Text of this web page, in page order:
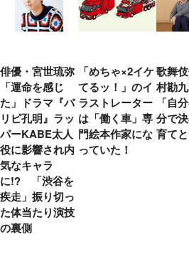
俳優・宮世琉弥
「運命を感じ
た」ドラマ『パ
リピ孔明』ラッ
パーKABE太人
役に影響され内
気なキャラ
に!? 「渋谷を
疾走」振り切っ
た体当たり演技
の裏側
「めちゃ×2イケ
てるッ！」のイ
ラストレーター
は「働く車」専
門絵本作家にな
っていた！
歌舞
村勘
「自
分で
育て